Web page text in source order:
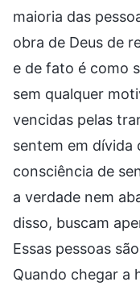
maioria das
obra de Deus de
e de fato é como
sem qualquer
vencidas pelas
sentem em dívida
consciência de
a verdade nem
disso, buscam
Essas pessoas
Quando chegar a